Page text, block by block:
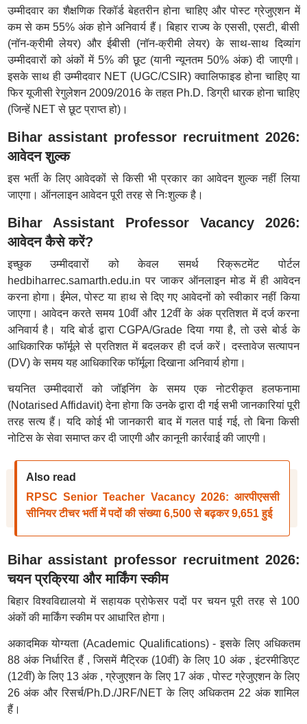
उम्मीदवार का शैक्षणिक रिकॉर्ड बेहतरीन होना चाहिए और पोस्ट ग्रेजुएशन में
कम से कम 55% अंक होने अनिवार्य हैं। बिहार राज्य के एससी, एसटी, बीसी
(नॉन-क्रीमी लेयर) और ईबीसी (नॉन-क्रीमी लेयर) के साथ-साथ दिव्यांग
उम्मीदवारों को अंकों में 5% की छूट (यानी न्यूनतम 50% अंक) दी जाएगी।
इसके साथ ही उम्मीदवार NET (UGC/CSIR) क्वालिफाइड होना चाहिए या
फिर यूजीसी रेगुलेशन 2009/2016 के तहत Ph.D. डिग्री धारक होना चाहिए
(जिन्हें NET से छूट प्राप्त हो)।
Bihar assistant professor recruitment 2026:
आवेदन शुल्क
इस भर्ती के लिए आवेदकों से किसी भी प्रकार का आवेदन शुल्क नहीं लिया
जाएगा। ऑनलाइन आवेदन पूरी तरह से निःशुल्क है।
Bihar Assistant Professor Vacancy 2026:
आवेदन कैसे करें?
इच्छुक उम्मीदवारों को केवल समर्थ रिक्रूटमेंट पोर्टल
hedbiharrec.samarth.edu.in पर जाकर ऑनलाइन मोड में ही आवेदन
करना होगा। ईमेल, पोस्ट या हाथ से दिए गए आवेदनों को स्वीकार नहीं किया
जाएगा। आवेदन करते समय 10वीं और 12वीं के अंक प्रतिशत में दर्ज करना
अनिवार्य है। यदि बोर्ड द्वारा CGPA/Grade दिया गया है, तो उसे बोर्ड के
आधिकारिक फॉर्मूले से प्रतिशत में बदलकर ही दर्ज करें। दस्तावेज सत्यापन
(DV) के समय यह आधिकारिक फॉर्मूला दिखाना अनिवार्य होगा।
चयनित उम्मीदवारों को जॉइनिंग के समय एक नोटरीकृत हलफनामा
(Notarised Affidavit) देना होगा कि उनके द्वारा दी गई सभी जानकारियां पूरी
तरह सत्य हैं। यदि कोई भी जानकारी बाद में गलत पाई गई, तो बिना किसी
नोटिस के सेवा समाप्त कर दी जाएगी और कानूनी कार्रवाई की जाएगी।
Also read
RPSC Senior Teacher Vacancy 2026: आरपीएससी
सीनियर टीचर भर्ती में पदों की संख्या 6,500 से बढ़कर 9,651 हुई
Bihar assistant professor recruitment 2026:
चयन प्रक्रिया और मार्किंग स्कीम
बिहार विश्वविद्यालयो में सहायक प्रोफेसर पदों पर चयन पूरी तरह से 100
अंकों की मार्किंग स्कीम पर आधारित होगा।
अकादमिक योग्यता (Academic Qualifications) - इसके लिए अधिकतम
88 अंक निर्धारित हैं , जिसमें मैट्रिक (10वीं) के लिए 10 अंक , इंटरमीडिएट
(12वीं) के लिए 13 अंक , ग्रेजुएशन के लिए 17 अंक , पोस्ट ग्रेजुएशन के लिए
26 अंक और रिसर्च/Ph.D./JRF/NET के लिए अधिकतम 22 अंक शामिल
हैं।